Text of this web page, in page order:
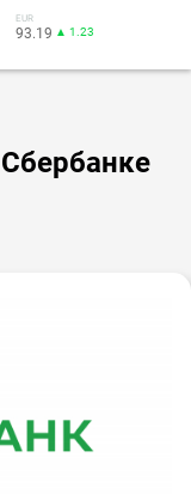
EUR
93.19 ▲ 1.23